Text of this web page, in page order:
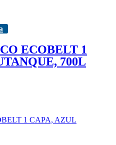
ECOBELT 1
700L
1 CAPA, AZUL